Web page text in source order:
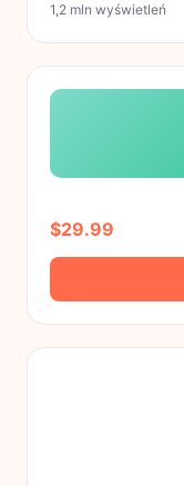
1,2 mln wyświetleń
$29.99